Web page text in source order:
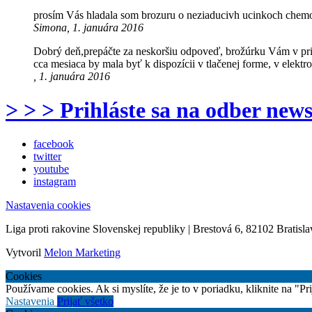
prosím Vás hladala som brozuru o neziaducivh ucinkoch
Simona, 1. januára 2016
Dobrý deň,prepáčte za neskoršiu odpoveď, brožúrku Vám v
cca mesiaca by mala byť k dispozícii v tlačenej forme, v
, 1. januára 2016
> > > Prihláste sa na odber
facebook
twitter
youtube
instagram
Nastavenia cookies
Liga proti rakovine Slovenskej republiky | Brestová 6, 82102
Vytvoril Melon Marketing
Cookies
Používame cookies. Ak si myslíte, že je to v poriadku, kliknite na
Nastavenia Prijať všetko